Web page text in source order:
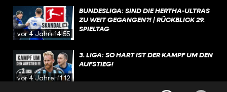
vor 4 Jahren14:55
BUNDESLIGA: SIND DIE HERTHA-ULTRAS
ZU WEIT GEGANGEN?! | RÜCKBLICK 29.
SPIELTAG
vor 4 Jahren11:12
3. LIGA: SO HART IST DER KAMPF UM DEN
AUFSTIEG!